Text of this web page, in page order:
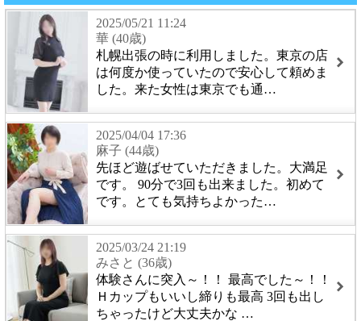
2025/05/21 11:24
華 (40歳)
札幌出張の時に利用しました。東京の店
は何度か使っていたので安心して頼めま
した。来た女性は東京でも通…
2025/04/04 17:36
麻子 (44歳)
先ほど遊ばせていただきました。大満足
です。 90分で3回も出来ました。初めて
です。とても気持ちよかった…
2025/03/24 21:19
みさと (36歳)
体験さんに突入～！！ 最高でした～！！
Ｈカップもいいし締りも最高 3回も出し
ちゃったけど大丈夫かな …